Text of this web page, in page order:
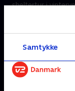
Samtykke
sheltertur i
Andre så også